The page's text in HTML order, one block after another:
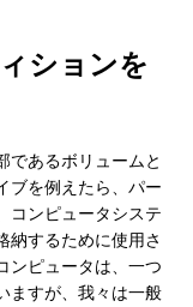
ションを
であるボリュームと
ブを例えたら、パー
コンピュータシステ
納するために使用さ
ンピュータは、一つ
ますが、我々は一般